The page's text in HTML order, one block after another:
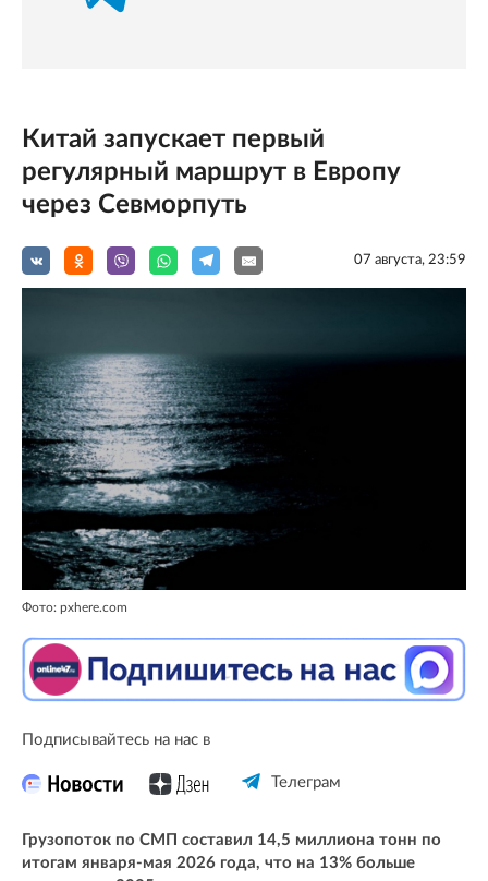
Китай запускает первый
регулярный маршрут в Европу
через Севморпуть
07 августа, 23:59
Фото: pxhere.com
Подписывайтесь на нас в
Телеграм
Грузопоток по СМП составил 14,5 миллиона тонн по
итогам января-мая 2026 года, что на 13% больше